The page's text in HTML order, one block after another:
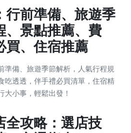
行前準備、旅遊季
、景點推薦、費
買、住宿推薦
準備、旅遊季節解析，人氣行程規
吃透透，伴手禮必買清單，住宿精
大小事，輕鬆出發！
全攻略：選店技